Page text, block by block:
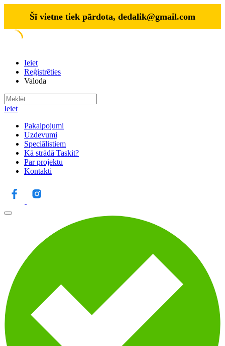
Šī vietne tiek pārdota, dedalik@gmail.com
Ieiet
Reģistrēties
Valoda
Ieiet
Pakalpojumi
Uzdevumi
Speciālistiem
Kā strādā Taskit?
Par projektu
Kontakti